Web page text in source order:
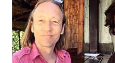
Parisisk pepper
Piment d’Espelette
Purreløk (tørket)